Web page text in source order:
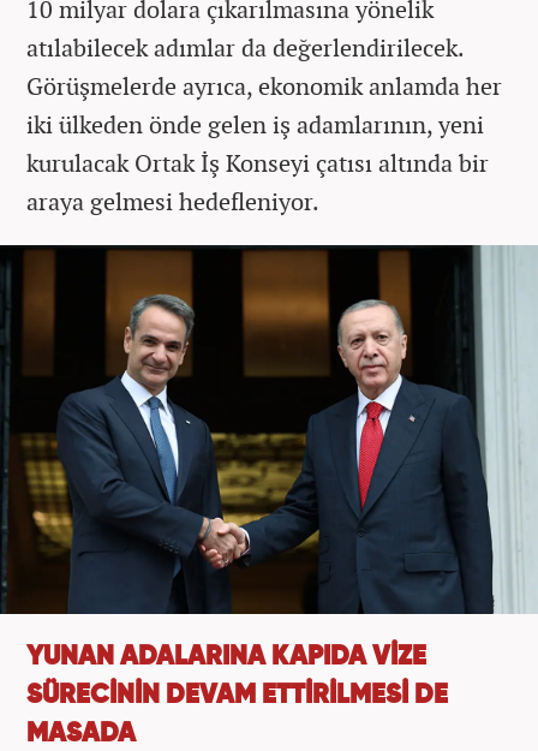
10 milyar dolara çıkarılmasına yönelik
atılabilecek adımlar da değerlendirilecek.
Görüşmelerde ayrıca, ekonomik anlamda her
iki ülkeden önde gelen iş adamlarının, yeni
kurulacak Ortak İş Konseyi çatısı altında bir
araya gelmesi hedefleniyor.
YUNAN ADALARINA KAPIDA VİZE
SÜRECİNİN DEVAM ETTİRİLMESİ DE
MASADA